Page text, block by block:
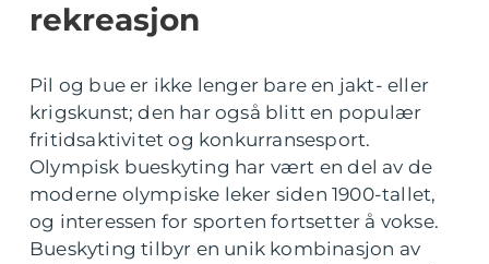
rekreasjon
Pil og bue er ikke lenger bare en jakt- eller
krigskunst; den har også blitt en populær
fritidsaktivitet og konkurransesport.
Olympisk bueskyting har vært en del av de
moderne olympiske leker siden 1900-tallet,
og interessen for sporten fortsetter å vokse.
Bueskyting tilbyr en unik kombinasjon av